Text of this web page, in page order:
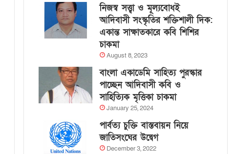
নিজস্ব সত্ত্বা ও মূল্যবোধই
আদিবাসী সংস্কৃতির শক্তিশালী দিক:
একান্ত সাক্ষাতকারে কবি শিশির
চাকমা
August 8, 2023
বাংলা একাডেমি সাহিত্য পুরস্কার
পাচ্ছেন আদিবাসী কবি ও
সাহিত্যিক মৃত্তিকা চাকমা
January 25, 2024
পার্বত্য চুক্তি বাস্তবায়ন নিয়ে
জাতিসংঘের উদ্বেগ
December 3, 2022